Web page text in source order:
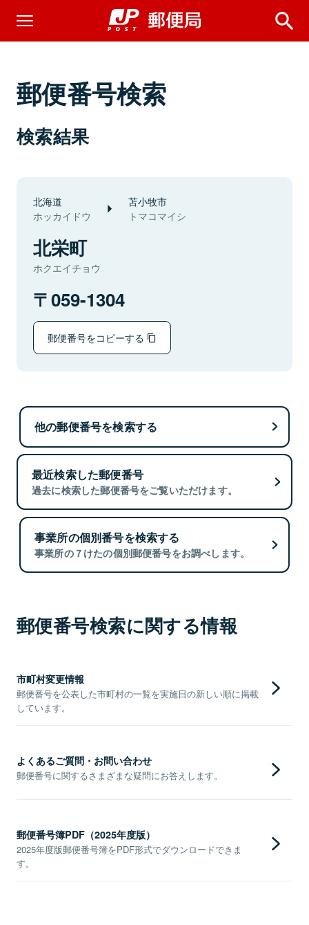
郵便番号検索
検索結果
北海道
ホッカイドウ
苫小牧市
トマコマイシ
北栄町
ホクエイチョウ
059-1304
郵便番号をコピーする
他の郵便番号を検索する
最近検索した郵便番号
過去に検索した郵便番号をご覧いただけます。
事業所の個別番号を検索する
事業所の７けたの個別郵便番号をお調べします。
郵便番号検索に関する情報
市町村変更情報
郵便番号を公表した市町村の一覧を実施日の新しい順に掲載
しています。
よくあるご質問・お問い合わせ
郵便番号に関するさまざまな疑問にお答えします。
郵便番号簿PDF（2025年度版）
2025年度版郵便番号簿をPDF形式でダウンロードできま
す。